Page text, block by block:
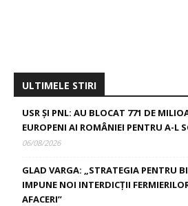
ULTIMELE STIRI
USR ȘI PNL: AU BLOCAT 771 DE
EUROPENI AI ROMÂNIEI PENTRU A-L
06/08/2026
GLAD VARGA: „STRATEGIA PENTRU
IMPUNE NOI INTERDICȚII
AFACERI”